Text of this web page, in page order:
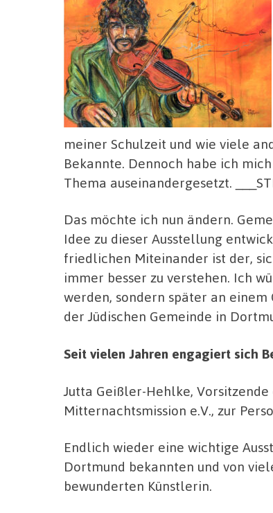
meiner Schulzeit und wie viele
Bekannte. Dennoch habe ich
Thema auseinandergesetzt.
Das möchte ich nun ändern.
Idee zu dieser Ausstellung
friedlichen Miteinander ist der,
immer besser zu verstehen. Ich
werden, sondern später an
der Jüdischen Gemeinde in
Seit vielen Jahren engagiert sich
Jutta Geißler-Hehlke,
Mitternachtsmission e.V., zur
Endlich wieder eine wichtige
Dortmund bekannten und von
bewunderten Künstlerin.